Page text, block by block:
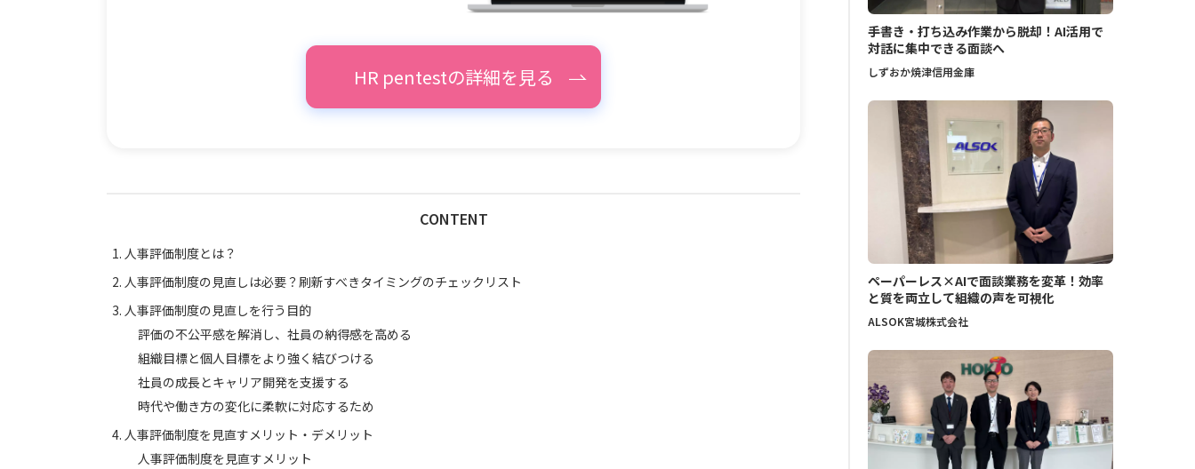
HR pentestの詳細を見る
CONTENT
人事評価制度とは？
人事評価制度の見直しは必要？刷新すべきタイミングのチェックリスト
人事評価制度の見直しを行う目的
評価の不公平感を解消し、社員の納得感を高める
組織目標と個人目標をより強く結びつける
社員の成長とキャリア開発を支援する
時代や働き方の変化に柔軟に対応するため
人事評価制度を見直すメリット・デメリット
人事評価制度を見直すメリット
手書き・打ち込み作業から脱却！AI活用で
対話に集中できる面談へ
しずおか焼津信用金庫
ペーパーレス×AIで面談業務を変革！効率
と質を両立して組織の声を可視化
ALSOK宮城株式会社